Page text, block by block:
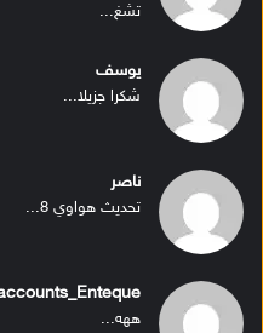
تشغ...
يوسف
شكرا جزيلا...
ناصر
تحديث هواوي 8...
ههه...